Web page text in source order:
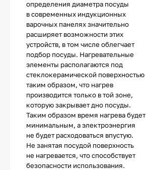
определения диаметра посуды
в современных индукционных
варочных панелях значительно
расширяет возможности этих
устройств, в том числе облегчает
подбор посуды. Нагревательные
элементы располагаются под
стеклокерамической поверхностью
таким образом, что нагрев
производится только в той зоне,
которую закрывает дно посуды.
Таким образом время нагрева будет
минимальным, а электроэнергия
не будет расходоваться впустую.
Не занятая посудой поверхность
не нагревается, что способствует
безопасности использования.